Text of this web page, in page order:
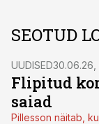
SEOTUD
UUDISED30.06.26,
Flipitud
saiad
Pillesson näitab,